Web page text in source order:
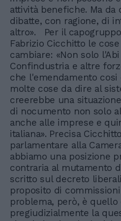
attività benefiche. Ma da
dibatte, con ragione, di
altro». Per il
Fabrizio Cicchitto le
cambiare: «Non solo
Confindustria e altre
che l'emendamento cosi
molte cose da dire al
creerebbe una
di nocumento non solo
anche alle imprese e
italiana». Precisa
parlamentare alla
abbiamo una posizione
contraria al mutamento
scritto sul decreto
proposito di
problema, però, è
pregiudizialmente la